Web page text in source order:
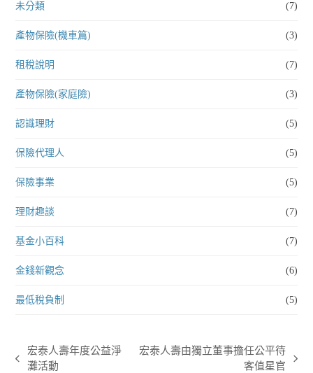
未分類 (7)
產物保險(機車篇) (3)
租稅說明 (7)
產物保險(家庭險) (3)
認識理財 (5)
保險代理人 (5)
保險事業 (5)
理財趣談 (7)
基金小百科 (7)
金錢新觀念 (6)
最低稅負制 (5)
previous
宏泰人壽年度公益淨
灘活動
宏泰人壽由獨立董事擔任公平待
客值星官